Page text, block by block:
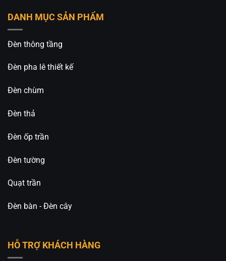
DANH MỤC SẢN PHẨM
Đèn thông tầng
Đèn pha lê thiết kế
Đèn chùm
Đèn thả
Đèn ốp trần
Đèn tường
Quạt trần
Đèn bàn - Đèn cây
HỖ TRỢ KHÁCH HÀNG